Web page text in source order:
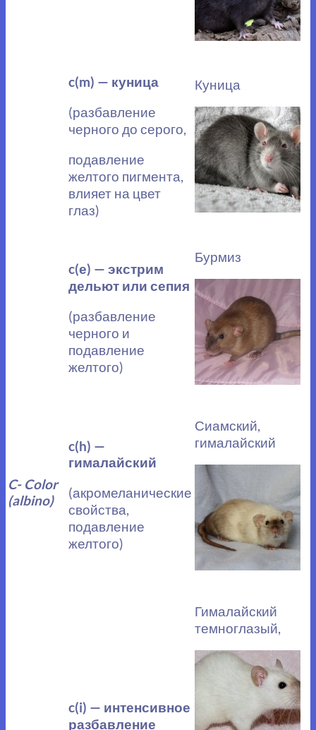
C- Color
(albino)
c(m) — куница
(разбавление
черного до серого,
подавление
желтого пигмента,
влияет на цвет
глаз)
Куница
c(е) — экстрим
дельют или сепия
(разбавление
черного и
подавление
желтого)
Бурмиз
c(h) —
гималайский
(акромеланические
свойства,
подавление
желтого)
Сиамский,
гималайский
c(i) — интенсивное
разбавление
Гималайский
темноглазый,